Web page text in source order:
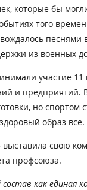
которые бы
того
песнями
из военных
участие 11
и предприятий.
но спортом
образ все.
свою
профсоюза.
как единая